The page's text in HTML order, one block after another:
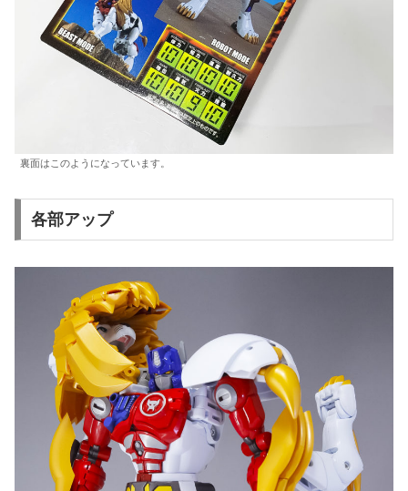
裏面はこのようになっています。
各部アップ